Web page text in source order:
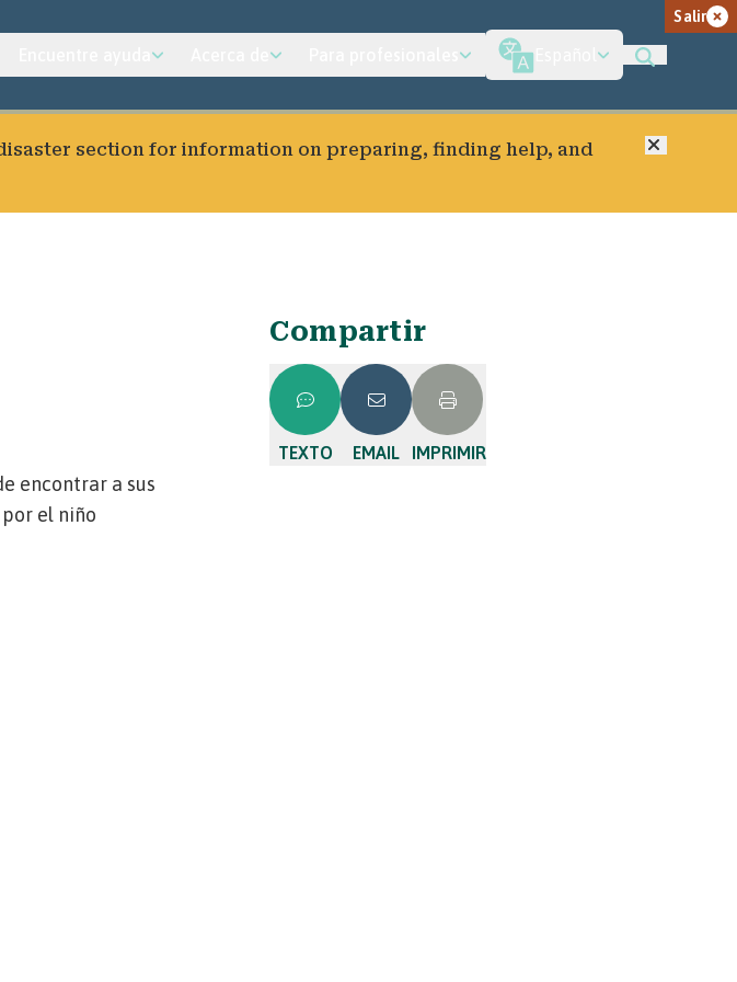
Salir
section for information on preparing, finding help, and
Cerrar
encontrar a sus
el niño
Compartir
TEXTO EMAIL IMPRIMIR